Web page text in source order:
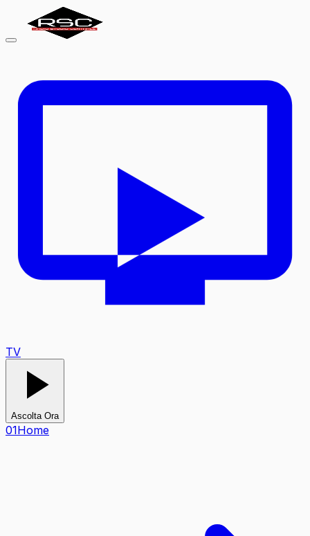
Ascolta Ora
01Home